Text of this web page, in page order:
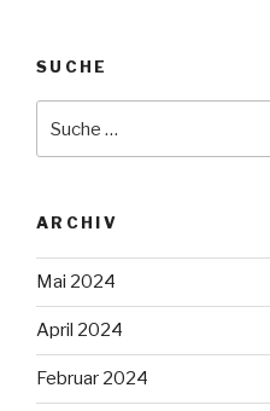
SUCHE
ARCHIV
Mai 2024
April 2024
Februar 2024